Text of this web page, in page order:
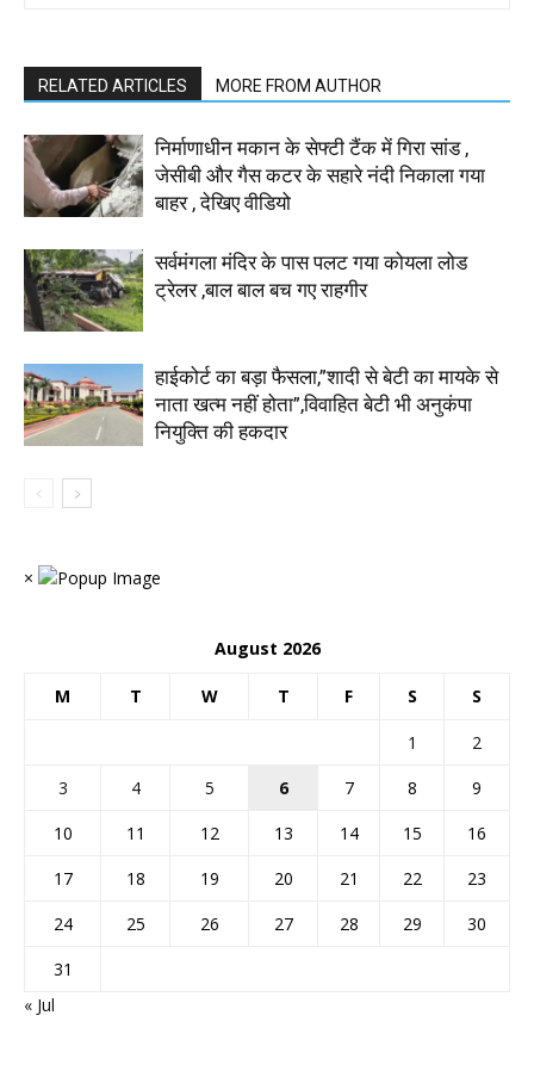
RELATED ARTICLES MORE FROM AUTHOR
निर्माणाधीन मकान के सेफ्टी टैंक में गिरा सांड ,
जेसीबी और गैस कटर के सहारे नंदी निकाला गया
बाहर , देखिए वीडियो
सर्वमंगला मंदिर के पास पलट गया कोयला लोड
ट्रेलर ,बाल बाल बच गए राहगीर
हाईकोर्ट का बड़ा फैसला,”शादी से बेटी का मायके से
नाता खत्म नहीं होता”,विवाहित बेटी भी अनुकंपा
नियुक्ति की हकदार
×
August 2026
M T W T F S S
1
2
3
4 5 6 7 8
9
10
11 12 13 14 15
16
17
18 19 20 21 22
23
24
25 26 27 28 29
30
31
« Jul